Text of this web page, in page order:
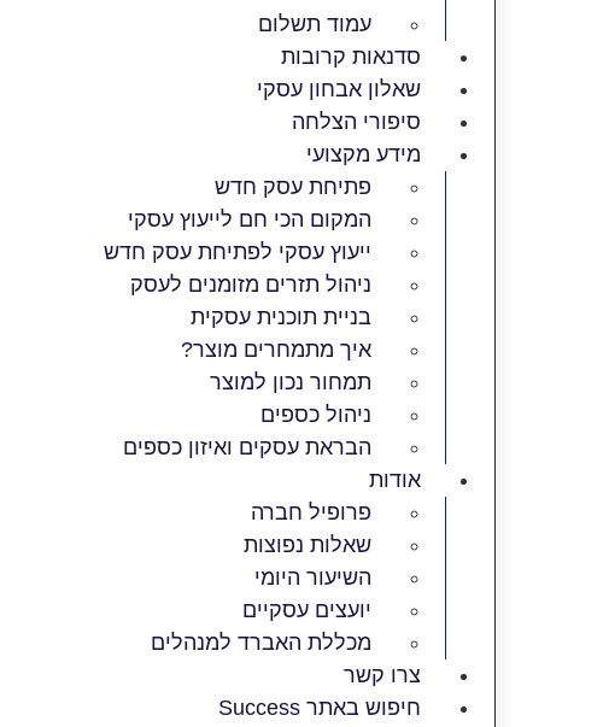
עמוד תשלום
סדנאות קרובות
שאלון אבחון עסקי
סיפורי הצלחה
מידע מקצועי
פתיחת עסק חדש
המקום הכי חם לייעוץ עסקי
ייעוץ עסקי לפתיחת עסק חדש
ניהול תזרים מזומנים לעסק
בניית תוכנית עסקית
איך מתמחרים מוצר?
תמחור נכון למוצר
ניהול כספים
הבראת עסקים ואיזון כספים
אודות
פרופיל חברה
שאלות נפוצות
השיעור היומי
יועצים עסקיים
מכללת האברד למנהלים
צרו קשר
חיפוש באתר Success